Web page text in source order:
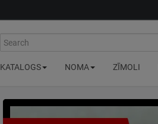
Search
KATALOGS NOMA ZĪMOLI